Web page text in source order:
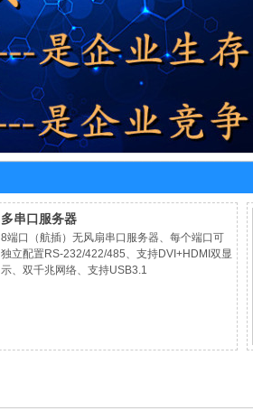
多串口服务器
8端口（航插）无风扇串口服务器、每个端口可
独立配置RS-232/422/485、支持DVI+HDMI双显
示、双千兆网络、支持USB3.1